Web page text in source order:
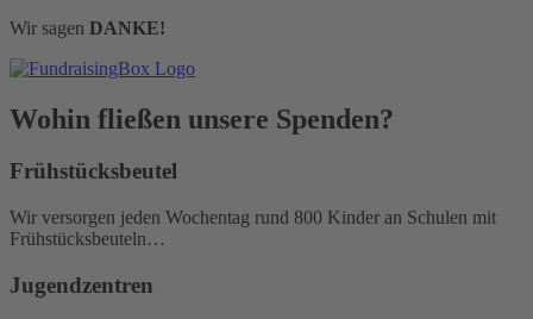
Wir sagen DANKE!
Wohin fließen unsere Spenden?
Frühstücksbeutel
Wir versorgen jeden Wochentag rund 800 Kinder an Schulen mit
Frühstücksbeuteln…
Jugendzentren